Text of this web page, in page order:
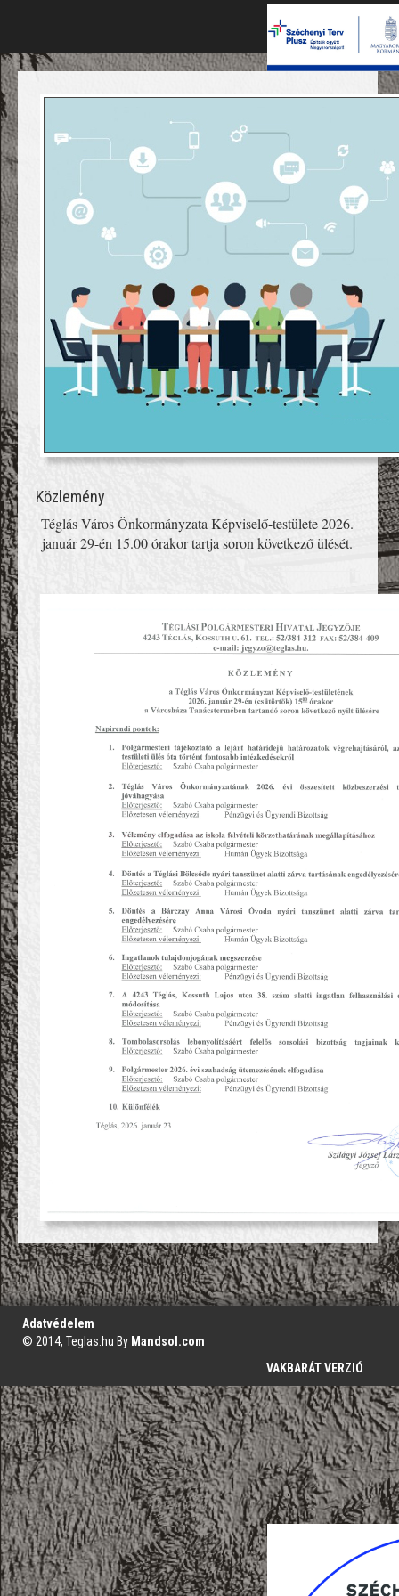
Közlemény
Téglás Város Önkormányzata Képviselő-testülete 2026.
január 29-én 15.00 órakor tartja soron következő ülését.
';
Adatvédelem
© 2014, Teglas.hu By Mandsol.com
VAKBARÁT VERZIÓ